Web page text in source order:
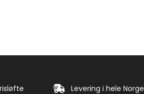
Levering i hele Norge